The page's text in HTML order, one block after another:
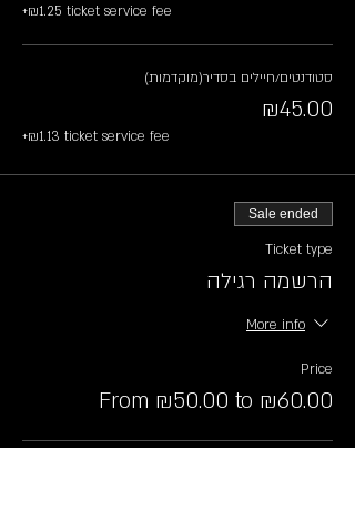
+₪1.25 ticket service fee
סטודנטים/חיילים בסדיר(מוקדמות)
₪45.00
+₪1.13 ticket service fee
Sale ended
Ticket type
הרשמה רגילה
More info
Price
From ₪50.00 to ₪60.00